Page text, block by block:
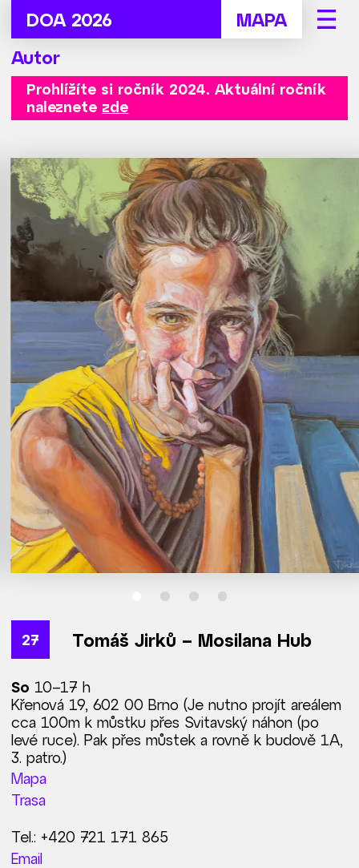
DOA 2026
MAPA
Autor
Prohlížíte si ročník 2024. Aktuální ročník
naleznete zde
27 Tomáš Jirků – Mosilana Hub
So 10–17 h
Křenová 19, 602 00 Brno (Je nutno projít areálem
cca 100m k můstku přes Svitavský náhon (po
levé ruce). Pak přes můstek a rovně k budově 1A,
3. patro.)
Mapa
Trasa
Tel.: +420 721 171 865
Email